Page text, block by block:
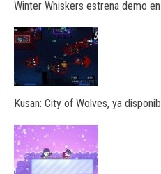
Winter Whiskers estrena demo
Kusan: City of Wolves, ya